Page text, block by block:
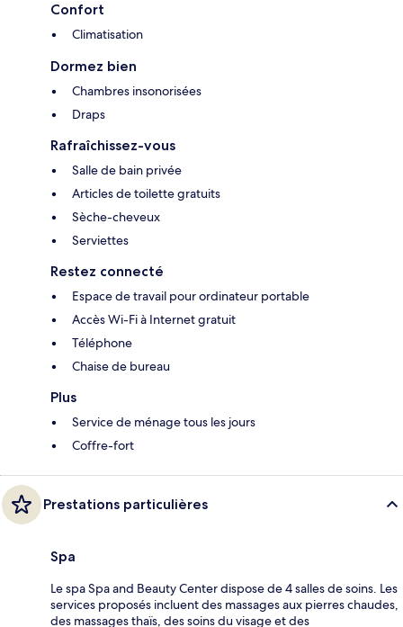
Confort
Climatisation
Dormez bien
Chambres insonorisées
Draps
Rafraîchissez-vous
Salle de bain privée
Articles de toilette gratuits
Sèche-cheveux
Serviettes
Restez connecté
Espace de travail pour ordinateur portable
Accès Wi-Fi à Internet gratuit
Téléphone
Chaise de bureau
Plus
Service de ménage tous les jours
Coffre-fort
Prestations particulières
Spa
Le spa Spa and Beauty Center dispose de 4 salles de soins. Les
services proposés incluent des massages aux pierres chaudes,
des massages thaïs, des soins du visage et des